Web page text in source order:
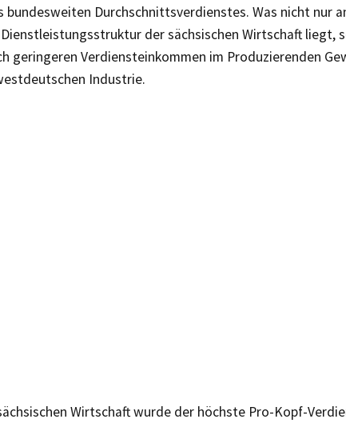
bundesweiten Durchschnittsverdienstes. Was nicht nur
der sächsischen Wirtschaft liegt,
geringeren Verdiensteinkommen im Produzierenden
Industrie.
Wirtschaft wurde der höchste Pro-Kopf-